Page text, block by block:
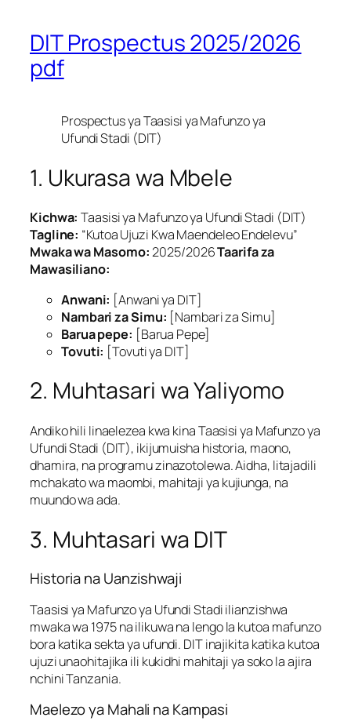
DIT Prospectus 2025/2026
pdf
Prospectus ya Taasisi ya Mafunzo ya
Ufundi Stadi (DIT)
1. Ukurasa wa Mbele
Kichwa: Taasisi ya Mafunzo ya Ufundi Stadi (DIT)
Tagline: “Kutoa Ujuzi Kwa Maendeleo Endelevu”
Mwaka wa Masomo:2025/2026Taarifa za
Mawasiliano:
Anwani: [Anwani ya DIT]
Nambari za Simu: [Nambari za Simu]
Barua pepe: [Barua Pepe]
Tovuti: [Tovuti ya DIT]
2. Muhtasari wa Yaliyomo
Andiko hili linaelezea kwa kina Taasisi ya Mafunzo ya
Ufundi Stadi (DIT), ikijumuisha historia, maono,
dhamira, na programu zinazotolewa. Aidha, litajadili
mchakato wa maombi, mahitaji ya kujiunga, na
muundo wa ada.
3. Muhtasari wa DIT
Historia na Uanzishwaji
Taasisi ya Mafunzo ya Ufundi Stadi ilianzishwa
mwaka wa 1975 na ilikuwa na lengo la kutoa mafunzo
bora katika sekta ya ufundi. DIT inajikita katika kutoa
ujuzi unaohitajika ili kukidhi mahitaji ya soko la ajira
nchini Tanzania.
Maelezo ya Mahali na Kampasi